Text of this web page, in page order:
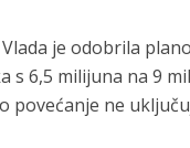
je odobrila
6,5 milijuna na 9
povećanje ne